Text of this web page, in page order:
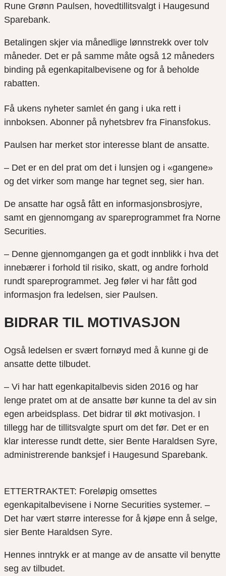
Rune Grønn Paulsen, hovedtillitsvalgt i Haugesund
Sparebank.
Betalingen skjer via månedlige lønnstrekk over tolv
måneder. Det er på samme måte også 12 måneders
binding på egenkapitalbevisene og for å beholde
rabatten.
Få ukens nyheter samlet én gang i uka rett i
innboksen. Abonner på nyhetsbrev fra Finansfokus.
Paulsen har merket stor interesse blant de ansatte.
– Det er en del prat om det i lunsjen og i «gangene»
og det virker som mange har tegnet seg, sier han.
De ansatte har også fått en informasjonsbrosjyre,
samt en gjennomgang av spareprogrammet fra Norne
Securities.
– Denne gjennomgangen ga et godt innblikk i hva det
innebærer i forhold til risiko, skatt, og andre forhold
rundt spareprogrammet. Jeg føler vi har fått god
informasjon fra ledelsen, sier Paulsen.
BIDRAR TIL MOTIVASJON
Også ledelsen er svært fornøyd med å kunne gi de
ansatte dette tilbudet.
– Vi har hatt egenkapitalbevis siden 2016 og har
lenge pratet om at de ansatte bør kunne ta del av sin
egen arbeidsplass. Det bidrar til økt motivasjon. I
tillegg har de tillitsvalgte spurt om det før. Det er en
klar interesse rundt dette, sier Bente Haraldsen Syre,
administrerende banksjef i Haugesund Sparebank.
ETTERTRAKTET: Foreløpig omsettes
egenkapitalbevisene i Norne Securities systemer. –
Det har vært større interesse for å kjøpe enn å selge,
sier Bente Haraldsen Syre.
Hennes inntrykk er at mange av de ansatte vil benytte
seg av tilbudet.